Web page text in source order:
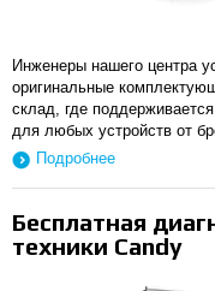
Инженеры нашего центра
оригинальные
склад, где
для любых устройств от
Подробнее
Бесплатная
техники Candy